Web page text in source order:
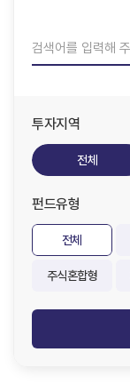
투자지역
전체
펀드유형
전체
주식혼합형